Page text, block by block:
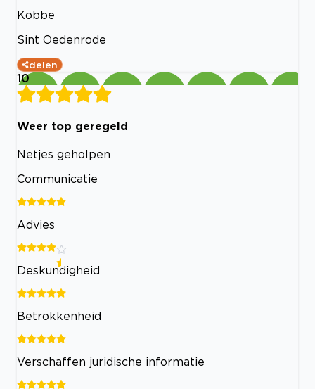
Kobbe
Sint Oedenrode
delen
10
Weer top geregeld
Netjes geholpen
Communicatie
Advies
Deskundigheid
Betrokkenheid
Verschaffen juridische informatie